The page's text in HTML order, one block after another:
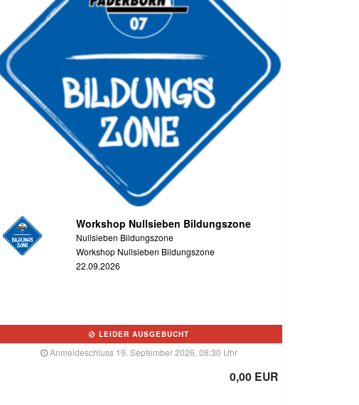
Workshop Nullsieben Bildungszone
Nullsieben Bildungszone
Workshop Nullsieben Bildungszone
22.09.2026
LEIDER AUSGEBUCHT
Anmeldeschluss 19. September 2026, 08:30 Uhr
0,00 EUR